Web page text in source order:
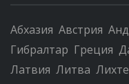
Абхазия Австрия
Гибралтар Греция
Латвия Литва